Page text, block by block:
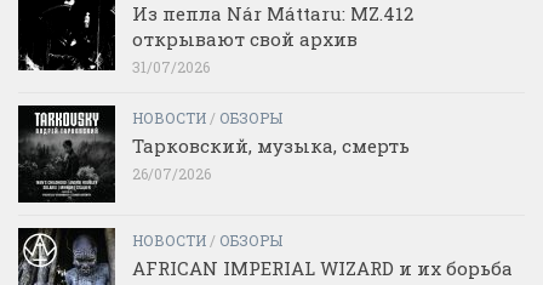
Из пепла Nár Máttaru: MZ.412
открывают свой архив
31/07/2026
НОВОСТИ/ ОБЗОРЫ
Тарковский, музыка, смерть
26/07/2026
НОВОСТИ/ ОБЗОРЫ
AFRICAN IMPERIAL WIZARD и их борьба